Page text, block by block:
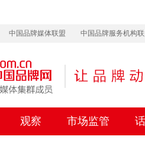
中国品牌媒体联盟 中国品牌服务机构
观察 市场监管